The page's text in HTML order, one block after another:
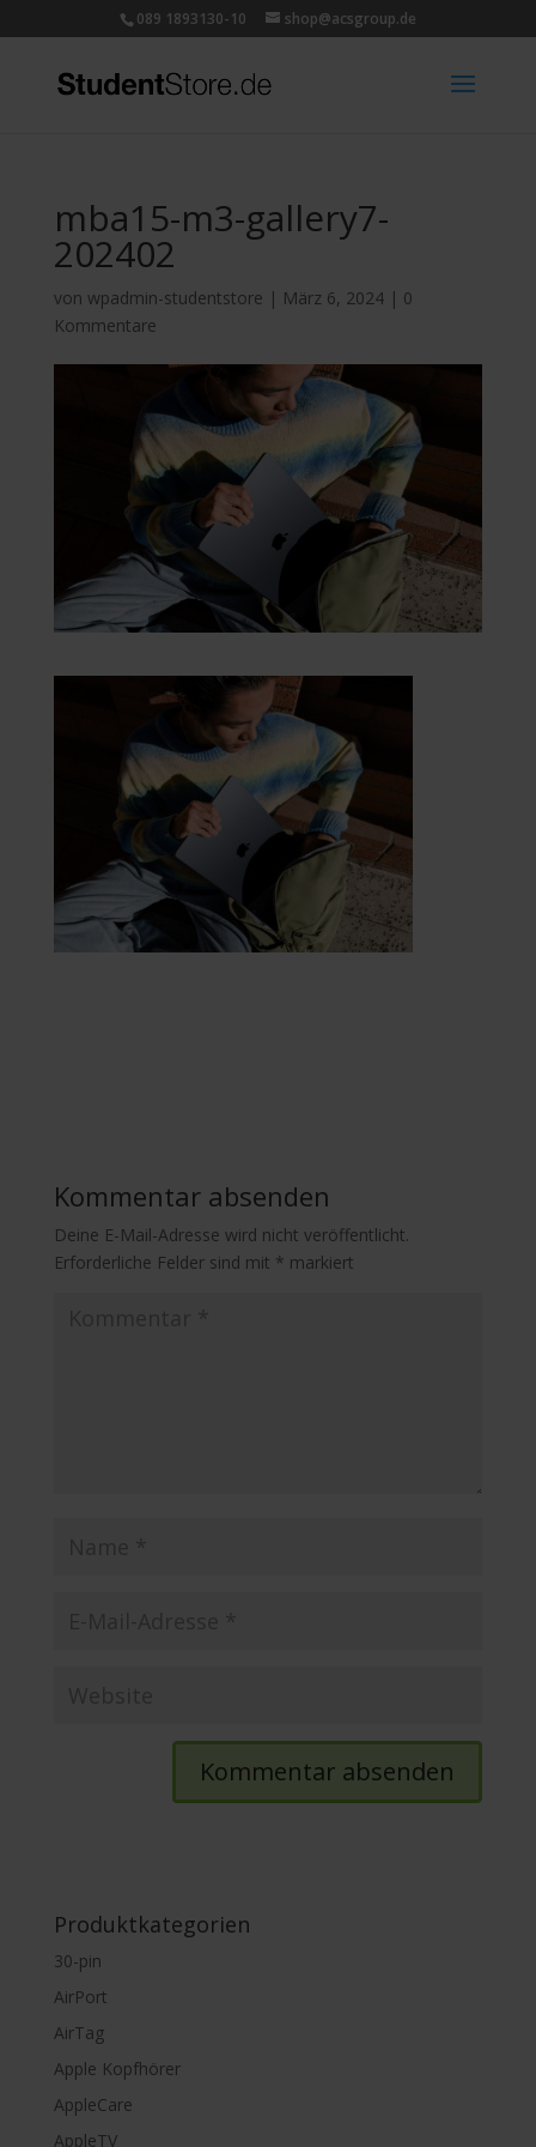
089 1893130-10 shop@acsgroup.de
mba15-m3-gallery7-
202402
von wpadmin-studentstore | März 6, 2024| 0
Kommentare
Kommentar absenden
Deine E-Mail-Adresse wird nicht veröffentlicht.
Erforderliche Felder sind mit * markiert
Produktkategorien
30-pin
AirPort
AirTag
Apple Kopfhörer
AppleCare
AppleTV